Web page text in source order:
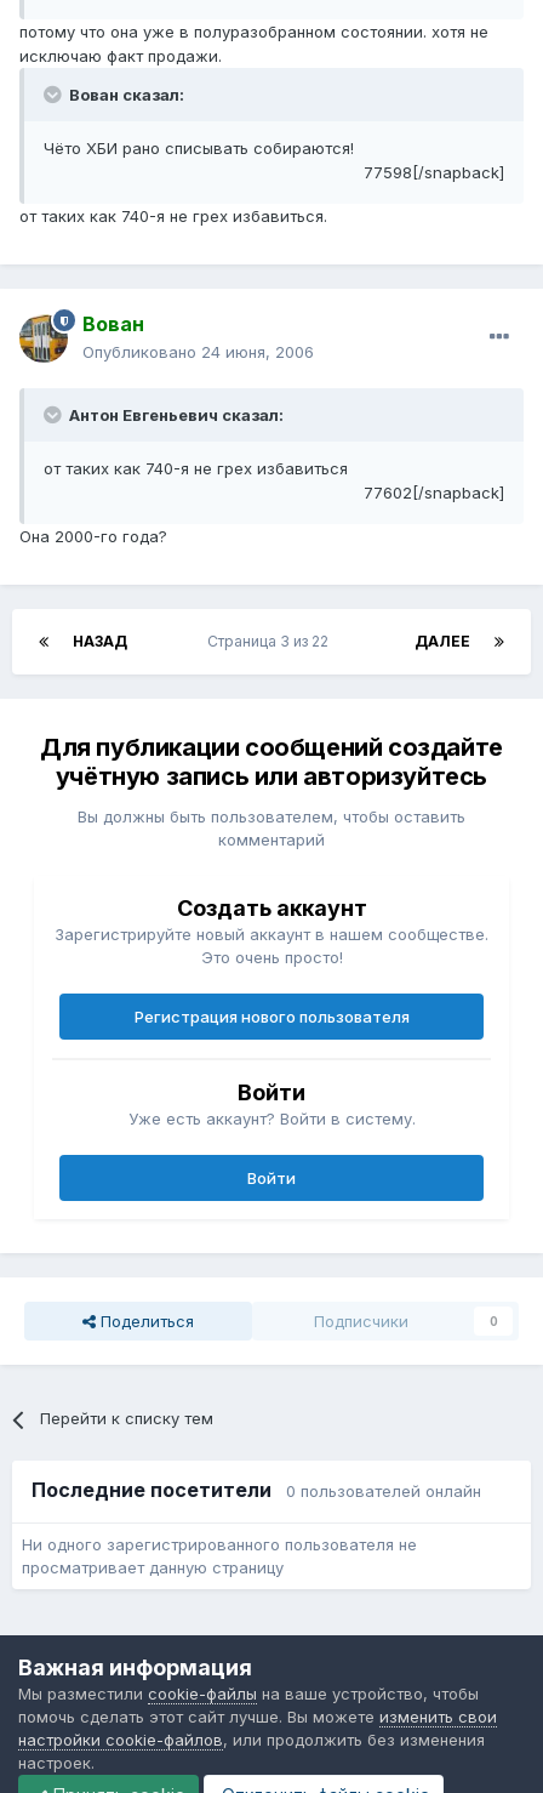
потому что она уже в полуразобранном состоянии. хотя не
исключаю факт продажи.
Вован сказал:
Чёто ХБИ рано списывать собираются!
77598[/snapback]
от таких как 740-я не грех избавиться.
Вован
Опубликовано 24 июня, 2006
Антон Евгеньевич сказал:
от таких как 740-я не грех избавиться
77602[/snapback]
Она 2000-го года?
НАЗАД ДАЛЕЕ
Страница 3 из 22
Для публикации сообщений создайте
учётную запись или авторизуйтесь
Вы должны быть пользователем, чтобы оставить
комментарий
Создать аккаунт
Зарегистрируйте новый аккаунт в нашем сообществе.
Это очень просто!
Регистрация нового пользователя
Войти
Уже есть аккаунт? Войти в систему.
Войти
Поделиться Подписчики 0
Перейти к списку тем
Последние посетители 0 пользователей онлайн
Ни одного зарегистрированного пользователя не
просматривает данную страницу
Форум общественного транспорта
Powered by Invision Community
Важная информация
Мы разместили cookie-файлы на ваше устройство, чтобы
помочь сделать этот сайт лучше. Вы можете изменить свои
настройки cookie-файлов, или продолжить без изменения
настроек.